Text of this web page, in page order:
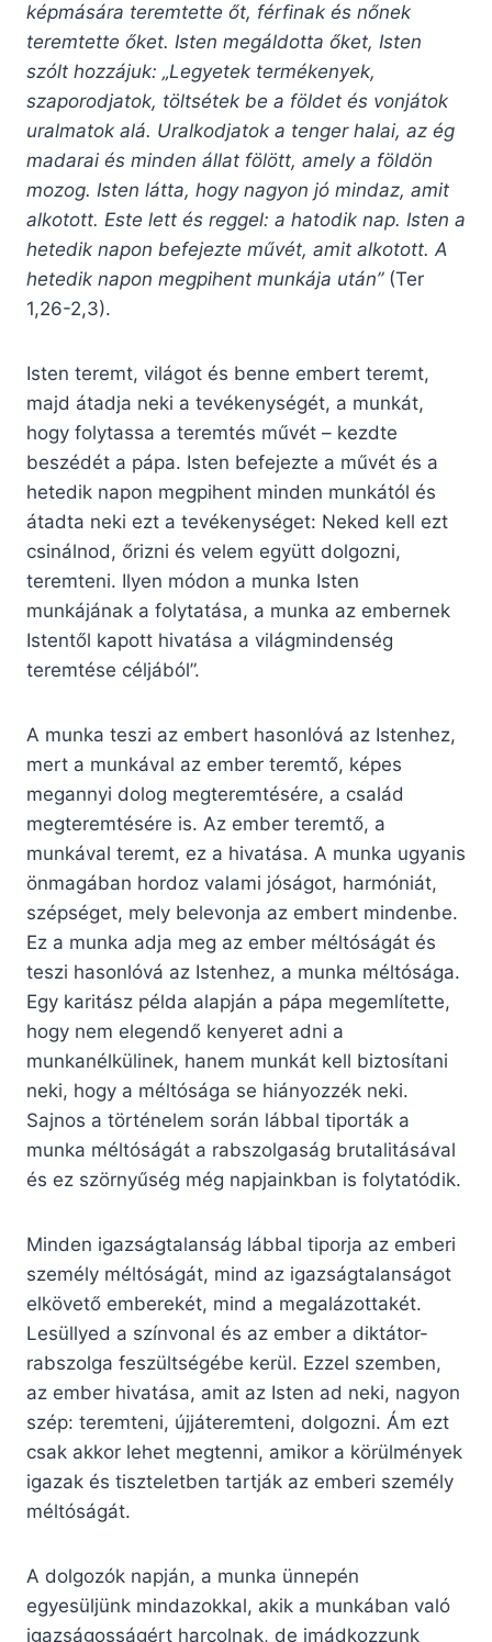
képmására teremtette őt, férfinak és nőnek
teremtette őket. Isten megáldotta őket, Isten
szólt hozzájuk: „Legyetek termékenyek,
szaporodjatok, töltsétek be a földet és vonjátok
uralmatok alá. Uralkodjatok a tenger halai, az ég
madarai és minden állat fölött, amely a földön
mozog. Isten látta, hogy nagyon jó mindaz, amit
alkotott. Este lett és reggel: a hatodik nap. Isten a
hetedik napon befejezte művét, amit alkotott. A
hetedik napon megpihent munkája után” (Ter
1,26-2,3).
Isten teremt, világot és benne embert teremt,
majd átadja neki a tevékenységét, a munkát,
hogy folytassa a teremtés művét – kezdte
beszédét a pápa. Isten befejezte a művét és a
hetedik napon megpihent minden munkától és
átadta neki ezt a tevékenységet: Neked kell ezt
csinálnod, őrizni és velem együtt dolgozni,
teremteni. Ilyen módon a munka Isten
munkájának a folytatása, a munka az embernek
Istentől kapott hivatása a világmindenség
teremtése céljából”.
A munka teszi az embert hasonlóvá az Istenhez,
mert a munkával az ember teremtő, képes
megannyi dolog megteremtésére, a család
megteremtésére is. Az ember teremtő, a
munkával teremt, ez a hivatása. A munka ugyanis
önmagában hordoz valami jóságot, harmóniát,
szépséget, mely belevonja az embert mindenbe.
Ez a munka adja meg az ember méltóságát és
teszi hasonlóvá az Istenhez, a munka méltósága.
Egy karitász példa alapján a pápa megemlítette,
hogy nem elegendő kenyeret adni a
munkanélkülinek, hanem munkát kell biztosítani
neki, hogy a méltósága se hiányozzék neki.
Sajnos a történelem során lábbal tiporták a
munka méltóságát a rabszolgaság brutalitásával
és ez szörnyűség még napjainkban is folytatódik.
Minden igazságtalanság lábbal tiporja az emberi
személy méltóságát, mind az igazságtalanságot
elkövető emberekét, mind a megalázottakét.
Lesüllyed a színvonal és az ember a diktátor-
rabszolga feszültségébe kerül. Ezzel szemben,
az ember hivatása, amit az Isten ad neki, nagyon
szép: teremteni, újjáteremteni, dolgozni. Ám ezt
csak akkor lehet megtenni, amikor a körülmények
igazak és tiszteletben tartják az emberi személy
méltóságát.
A dolgozók napján, a munka ünnepén
egyesüljünk mindazokkal, akik a munkában való
igazságosságért harcolnak, de imádkozzunk